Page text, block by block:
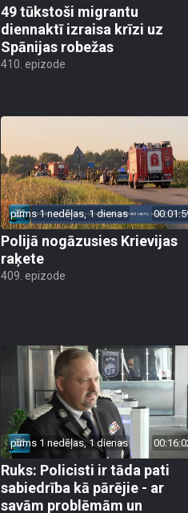
49 tūkstoši migrantu
diennaktī izraisa krīzi uz
Spānijas robežas
410. epizode
pirms 1 nedēļas, 1 dienas
Polijā nogāzusies Krievijas
raķete
409. epizode
pirms 1 nedēļas, 1 dienas
Ruks: Policisti ir tāda pati
sabiedrība kā pārējie - ar
savām problēmām un